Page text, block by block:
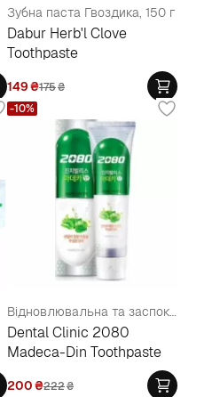
Зубна паста Гвоздика, 150 г
Dabur Herb'l Clove
Toothpaste
149₴175₴
Відновлювальна та заспокійлива зубна паста з Центеллою Азіатською
Dental Clinic 2080
Madeca-Din Toothpaste
200₴222₴
-10%